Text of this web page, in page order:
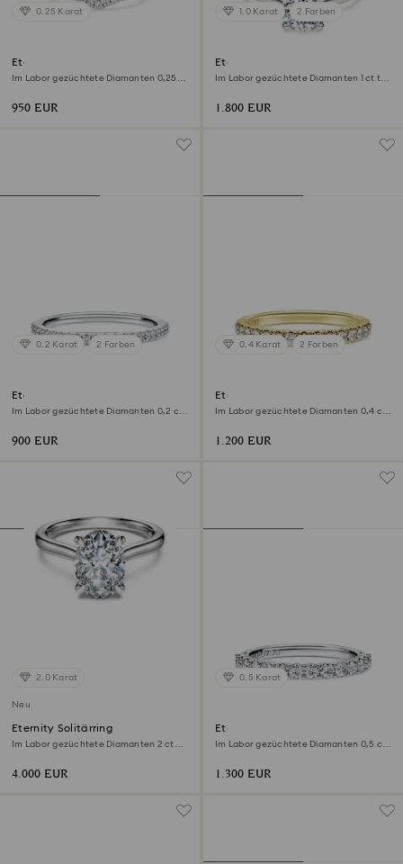
0.25 Karat
Eternity V-Bandring
Im Labor gezüchtete Diamanten 0,25
950 EUR
1.0 Karat 2 Farben
Eternity Solitärring
Im Labor gezüchtete Diamanten 1 ct tw,
1.800 EUR
0.2 Karat 2 Farben
Eternity Bandring
Im Labor gezüchtete Diamanten 0,2 ct
900 EUR
0.4 Karat 2 Farben
Eternity Bandring
Im Labor gezüchtete Diamanten 0,4 ct
1.200 EUR
2.0 Karat
Neu
Eternity Solitärring
Im Labor gezüchtete Diamanten 2 ct
4.000 EUR
0.5 Karat
Eternity Bandring
Im Labor gezüchtete Diamanten 0,5 ct
1.300 EUR